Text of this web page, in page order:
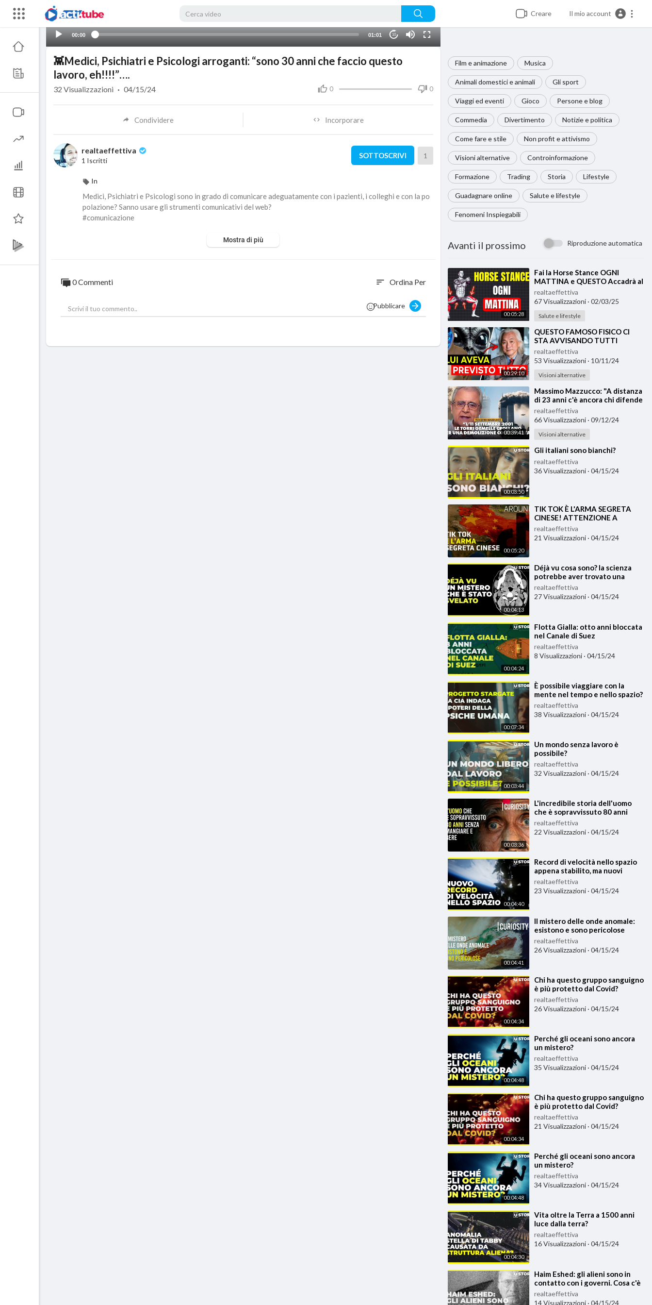
Creare Il mio account
00:00 01:01 10
Film e animazione Musica
Animali domestici e animali Gli sport
Viaggi ed eventi Gioco Persone e blog
Commedia Divertimento Notizie e politica
Come fare e stile Non profit e attivismo
Visioni alternative Controinformazione
Formazione Trading Storia Lifestyle
Guadagnare online Salute e lifestyle
Fenomeni Inspiegabili
Avanti il prossimo Riproduzione automatica
00:05:28
⁣Fai la Horse Stance OGNI
MATTINA e QUESTO Accadrà al
Tuo Corpo
realtaeffettiva
67 Visualizzazioni · 02/03/25
Salute e lifestyle
00:29:10
⁣QUESTO FAMOSO FISICO CI
STA AVVISANDO TUTTI
(Doppiato in italiano)
realtaeffettiva
53 Visualizzazioni · 10/11/24
Visioni alternative
00:39:41
⁣Massimo Mazzucco: "A distanza
di 23 anni c'è ancora chi difende
la ridicola versione uffic
realtaeffettiva
66 Visualizzazioni · 09/12/24
Visioni alternative
00:03:50
⁣Gli italiani sono bianchi?
realtaeffettiva
36 Visualizzazioni · 04/15/24
00:05:20
⁣TIK TOK È L'ARMA SEGRETA
CINESE! ATTENZIONE A
QUESTO...
realtaeffettiva
21 Visualizzazioni · 04/15/24
00:04:13
⁣Déjà vu cosa sono? la scienza
potrebbe aver trovato una
risposta al mistero dei deja vu
realtaeffettiva
27 Visualizzazioni · 04/15/24
00:04:24
⁣Flotta Gialla: otto anni bloccata
nel Canale di Suez
realtaeffettiva
8 Visualizzazioni · 04/15/24
00:07:34
⁣È possibile viaggiare con la
mente nel tempo e nello spazio?
La CIA per anni ha provato a
farlo
realtaeffettiva
38 Visualizzazioni · 04/15/24
00:03:44
⁣Un mondo senza lavoro è
possibile?
realtaeffettiva
32 Visualizzazioni · 04/15/24
00:03:36
⁣L'incredibile storia dell'uomo
che è sopravvissuto 80 anni
senza mangiare e bere
realtaeffettiva
22 Visualizzazioni · 04/15/24
00:04:40
⁣Record di velocità nello spazio
appena stabilito, ma nuovi
progetti sono pronti a batterlo
realtaeffettiva
23 Visualizzazioni · 04/15/24
00:04:41
⁣Il mistero delle onde anomale:
esistono e sono pericolose
realtaeffettiva
26 Visualizzazioni · 04/15/24
00:04:34
⁣Chi ha questo gruppo sanguigno
è più protetto dal Covid?
Cerchiamo di capirne di più
realtaeffettiva
26 Visualizzazioni · 04/15/24
00:04:48
⁣Perché gli oceani sono ancora
un mistero?
realtaeffettiva
35 Visualizzazioni · 04/15/24
00:04:34
⁣Chi ha questo gruppo sanguigno
è più protetto dal Covid?
Cerchiamo di capirne di più
realtaeffettiva
21 Visualizzazioni · 04/15/24
00:04:48
⁣Perché gli oceani sono ancora
un mistero?
realtaeffettiva
34 Visualizzazioni · 04/15/24
00:04:30
⁣Vita oltre la Terra a 1500 anni
luce dalla terra?
realtaeffettiva
16 Visualizzazioni · 04/15/24
⁣Haim Eshed: gli alieni sono in
contatto con i governi. Cosa c'è
di vero?
realtaeffettiva
14 Visualizzazioni · 04/15/24
👾Medici, Psichiatri e Psicologi arroganti: “sono 30 anni che faccio questo
lavoro, eh!!!!”….
0 0
32 Visualizzazioni · 04/15/24
Condividere Incorporare
realtaeffettiva
1 Iscritti
SOTTOSCRIVI 1
In
Medici, Psichiatri e Psicologi sono in grado di comunicare adeguatamente con i pazienti, i colleghi e con la po
polazione? Sanno usare gli strumenti comunicativi del web?
#comunicazione
Mostra di più
0 Commenti sort Ordina Per
Pubblicare